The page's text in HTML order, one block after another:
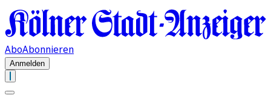
AboAbonnieren
Anmelden